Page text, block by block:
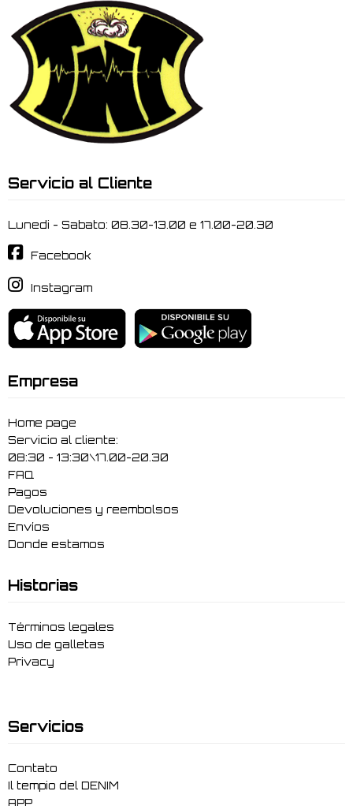
Servicio al Cliente
Lunedi - Sabato: 08.30-13.00 e 17.00-20.30
Facebook
Instagram
Empresa
Home page
Servicio al cliente:
08:30 - 13:30\17.00-20.30
FAQ
Pagos
Devoluciones y reembolsos
Envíos
Donde estamos
Historias
Términos legales
Uso de galletas
Privacy
Servicios
Contato
Il tempio del DENIM
APP